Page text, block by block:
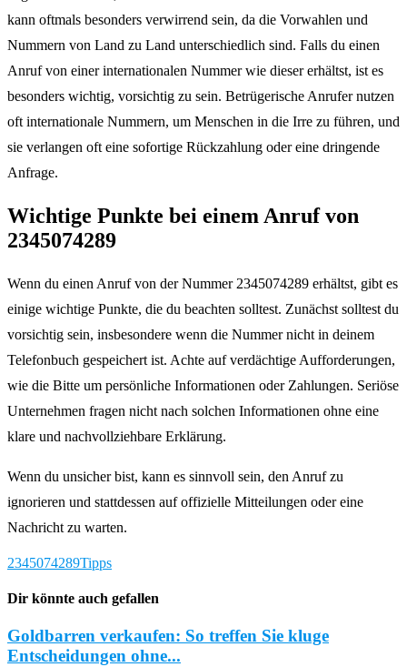
kann oftmals besonders verwirrend sein, da die Vorwahlen und
Nummern von Land zu Land unterschiedlich sind. Falls du einen
Anruf von einer internationalen Nummer wie dieser erhältst, ist es
besonders wichtig, vorsichtig zu sein. Betrügerische Anrufer nutzen
oft internationale Nummern, um Menschen in die Irre zu führen, und
sie verlangen oft eine sofortige Rückzahlung oder eine dringende
Anfrage.
Wichtige Punkte bei einem Anruf von
2345074289
Wenn du einen Anruf von der Nummer 2345074289 erhältst, gibt es
einige wichtige Punkte, die du beachten solltest. Zunächst solltest du
vorsichtig sein, insbesondere wenn die Nummer nicht in deinem
Telefonbuch gespeichert ist. Achte auf verdächtige Aufforderungen,
wie die Bitte um persönliche Informationen oder Zahlungen. Seriöse
Unternehmen fragen nicht nach solchen Informationen ohne eine
klare und nachvollziehbare Erklärung.
Wenn du unsicher bist, kann es sinnvoll sein, den Anruf zu
ignorieren und stattdessen auf offizielle Mitteilungen oder eine
Nachricht zu warten.
2345074289Tipps
Dir könnte auch gefallen
Goldbarren verkaufen: So treffen Sie kluge
Entscheidungen ohne...